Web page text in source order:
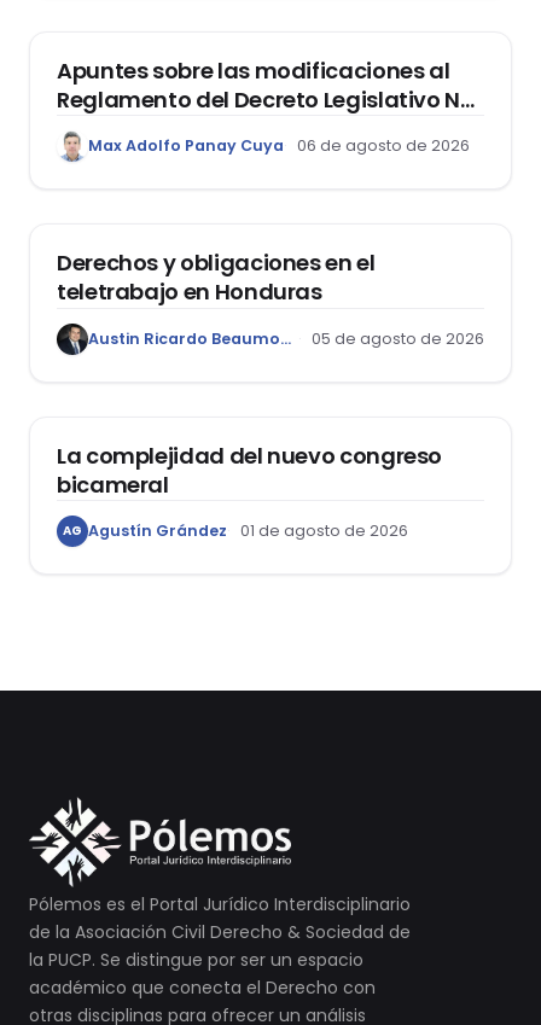
Apuntes sobre las modificaciones al
Reglamento del Decreto Legislativo Nº
1400, que aprueba el Régimen de
Garantía Mobiliaria
Max Adolfo Panay Cuya 06 de agosto de 2026
Derechos y obligaciones en el
teletrabajo en Honduras
Austin Ricardo Beaumont Rivera 05 de agosto de 2026
La complejidad del nuevo congreso
bicameral
AG Agustín Grández 01 de agosto de 2026
Pólemos es el Portal Jurídico Interdisciplinario
de la Asociación Civil Derecho & Sociedad de
la PUCP. Se distingue por ser un espacio
académico que conecta el Derecho con
otras disciplinas para ofrecer un análisis